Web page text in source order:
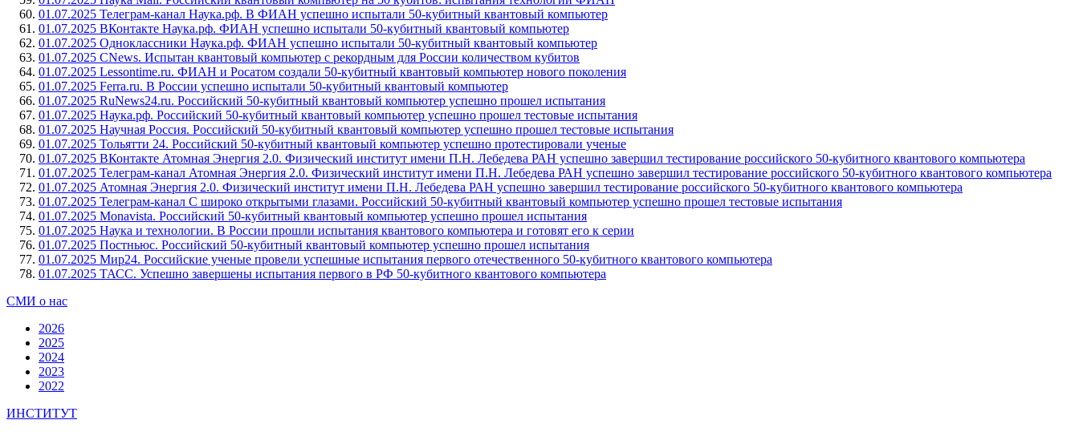
01.07.2025 Телеграм-канал Наука.рф. В ФИАН успешно испытали 50-кубитный квантовый компьютер
01.07.2025 ВКонтакте Наука.рф. ФИАН успешно испытали 50-кубитный квантовый компьютер
01.07.2025 Одноклассники Наука.рф. ФИАН успешно испытали 50-кубитный квантовый компьютер
01.07.2025 CNews. Испытан квантовый компьютер с рекордным для России количеством кубитов
01.07.2025 Lessontime.ru. ФИАН и Росатом создали 50-кубитный квантовый компьютер нового поколения
01.07.2025 Ferra.ru. В России успешно испытали 50-кубитный квантовый компьютер
01.07.2025 RuNews24.ru. Российский 50-кубитный квантовый компьютер успешно прошел испытания
01.07.2025 Наука.рф. Российский 50-кубитный квантовый компьютер успешно прошел тестовые испытания
01.07.2025 Научная Россия. Российский 50-кубитный квантовый компьютер успешно прошел тестовые испытания
01.07.2025 Тольятти 24. Российский 50-кубитный квантовый компьютер успешно протестировали ученые
01.07.2025 ВКонтакте Атомная Энергия 2.0. Физический институт имени П.Н. Лебедева РАН успешно завершил тестирование российского 50-кубитного квантового компьютера
01.07.2025 Телеграм-канал Атомная Энергия 2.0. Физический институт имени П.Н. Лебедева РАН успешно завершил тестирование российского 50-кубитного квантового компьютера
01.07.2025 Атомная Энергия 2.0. Физический институт имени П.Н. Лебедева РАН успешно завершил тестирование российского 50-кубитного квантового компьютера
01.07.2025 Телеграм-канал С широко открытыми глазами. Российский 50-кубитный квантовый компьютер успешно прошел тестовые испытания
01.07.2025 Monavista. Российский 50-кубитный квантовый компьютер успешно прошел испытания
01.07.2025 Наука и технологии. В России прошли испытания квантового компьютера и готовят его к серии
01.07.2025 Постньюс. Российский 50-кубитный квантовый компьютер успешно прошел испытания
01.07.2025 Мир24. Российские ученые провели успешные испытания первого отечественного 50-кубитного квантового компьютера
01.07.2025 ТАСС. Успешно завершены испытания первого в РФ 50-кубитного квантового компьютера
СМИ о нас
2026
2025
2024
2023
2022
ИНСТИТУТ